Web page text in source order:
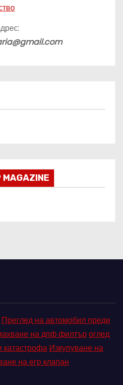
Преглед на автомобил преди
на дпф филтъроглед
катастрофа Изкупуване на
на егр клапан